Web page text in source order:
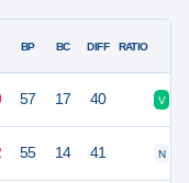
BP BC DIFF RATIO
57 17 40 V
55 14 41 N